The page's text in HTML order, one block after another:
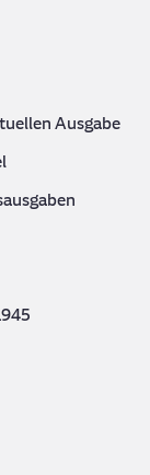
Ausgabe